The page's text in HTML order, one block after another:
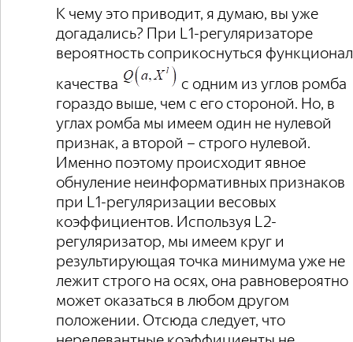
К чему это приводит, я думаю, вы уже
догадались? При L1-регуляризаторе
вероятность соприкоснуться
качества
с одним из углов ромба
гораздо выше, чем с его стороной. Но, в
углах ромба мы имеем один не нулевой
признак, а второй – строго нулевой.
Именно поэтому происходит явное
обнуление неинформативных признаков
при L1-регуляризации весовых
коэффициентов. Используя L2-
регуляризатор, мы имеем круг и
результирующая точка минимума уже не
лежит строго на осях, она равновероятно
может оказаться в любом другом
положении. Отсюда следует, что